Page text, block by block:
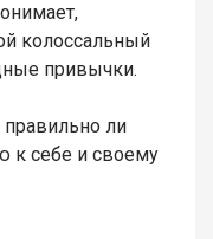
колоссальный
привычки.
правильно ли
к себе и своему